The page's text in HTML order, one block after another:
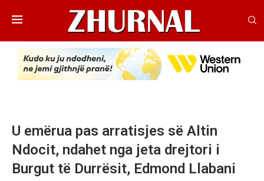
U emërua pas arratisjes së Altin
Ndocit, ndahet nga jeta drejtori i
Burgut të Durrësit, Edmond Llabani